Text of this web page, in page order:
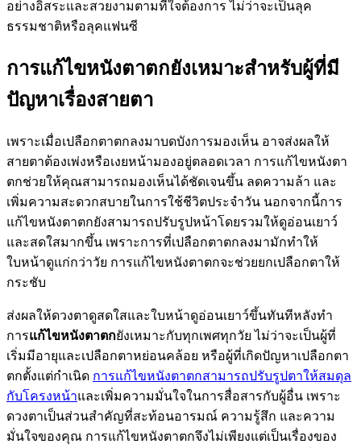
อย่างอิสระและสวยงามตามที่ใจต้องการ ไม่ว่าจะเป็นลุค
ธรรมชาติหรือลุคแฟนซี
การแก้ไขหนังตาตกยังเหมาะสำหรับผู้ที่มี
ปัญหาเรื่องสายตา
เพราะเมื่อเปลือกตาตกลงมาบดบังการมองเห็น อาจส่งผลให้
สายตาต้องเพ่งหรือเงยหน้ามองอยู่ตลอดเวลา การแก้ไขหนังตา
ตกช่วยให้คุณสามารถมองเห็นได้ชัดเจนขึ้น ลดความล้า และ
เพิ่มความสะดวกสบายในการใช้ชีวิตประจำวัน นอกจากนี้การ
แก้ไขหนังตาตกยังสามารถปรับรูปหน้าโดยรวมให้ดูอ่อนเยาว์
และสดใสมากขึ้น เพราะการที่เปลือกตาตกลงมามักทำให้
ใบหน้าดูแก่กว่าวัย การแก้ไขหนังตาตกจะช่วยยกเปลือกตาให้
กระชับ
ส่งผลให้ดวงตาดูสดใสและใบหน้าดูอ่อนเยาว์ขึ้นทันทีหลังทำ
การแก้ไขหนังตาตกยังเหมาะกับทุกเพศทุกวัย ไม่ว่าจะเป็นผู้ที่
เริ่มมีอายุและเปลือกตาหย่อนคล้อย หรือผู้ที่เกิดปัญหาเปลือกตา
ตกตั้งแต่กำเนิด การแก้ไขหนังตาตกสามารถปรับรูปตาให้สมดุล
กับโครงหน้าและเพิ่มความมั่นใจในการสื่อสารกับผู้อื่น เพราะ
ดวงตาเป็นส่วนสำคัญที่สะท้อนอารมณ์ ความรู้สึก และความ
มั่นใจของคุณ การแก้ไขหนังตาตกจึงไม่เพียงแต่เป็นเรื่องของ